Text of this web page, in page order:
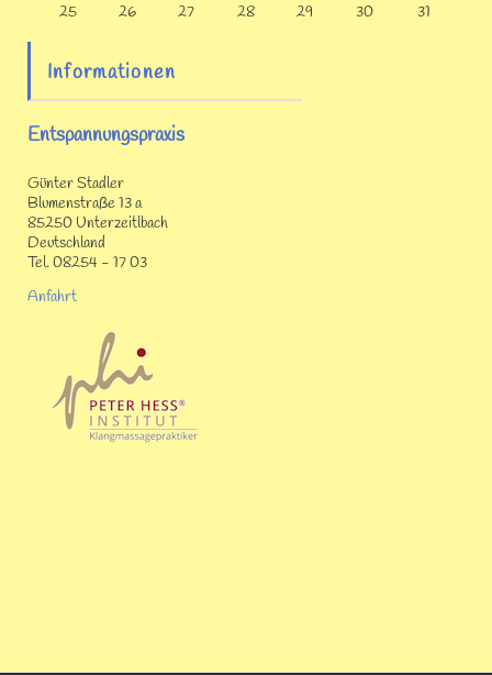
25
26 27 28 29 30 31
Informationen
Entspannungspraxis
Günter Stadler
Blumenstraße 13 a
85250 Unterzeitlbach
Deutschland
Tel. 08254 - 17 03
Anfahrt